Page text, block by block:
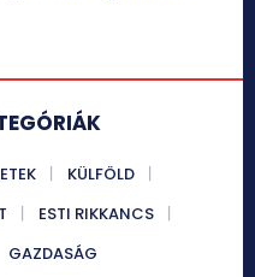
KÜLFÖLD
ESTI RIKKANCS
GAZDASÁG